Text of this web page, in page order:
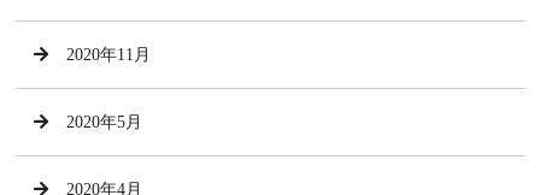
2020年11月
2020年5月
2020年4月